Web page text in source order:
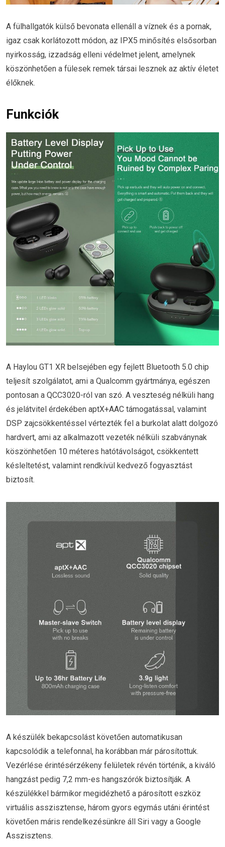
A fülhallgatók külső bevonata ellenáll a víznek és a pornak,
igaz csak korlátozott módon, az IPX5 minősítés elsősorban
nyirkosság, izzadság elleni védelmet jelent, amelynek
köszönhetően a fülesek remek társai lesznek az aktív életet
élőknek.
Funkciók
A Haylou GT1 XR belsejében egy fejlett Bluetooth 5.0 chip
teljesít szolgálatot, ami a Qualcomm gyártmánya, egészen
pontosan a QCC3020-ról van szó. A veszteség nélküli hang
és jelátvitel érdekében aptX+AAC támogatással, valamint
DSP zajcsökkentéssel vértezték fel a burkolat alatt dolgozó
hardvert, ami az alkalmazott vezeték nélküli szabványnak
köszönhetően 10 méteres hatótávolságot, csökkentett
késleltetést, valamint rendkívül kedvező fogyasztást
biztosít.
A készülék bekapcsolást követően automatikusan
kapcsolódik a telefonnal, ha korábban már párosítottuk.
Vezérlése érintésérzékeny felületek révén történik, a kiváló
hangzást pedig 7,2 mm-es hangszórók biztosítják. A
készülékkel bármikor megidézhető a párosított eszköz
virtuális asszisztense, három gyors egymás utáni érintést
követően máris rendelkezésünkre áll Siri vagy a Google
Asszisztens.